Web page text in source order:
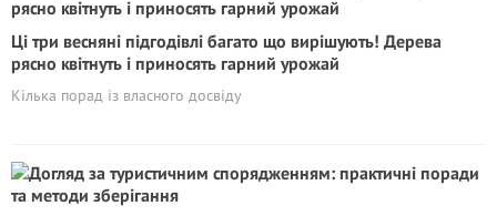
Ці три весняні підгодівлі багато що вирішують! Дерева
рясно квітнуть і приносять гарний урожай
Кілька порад із власного досвіду